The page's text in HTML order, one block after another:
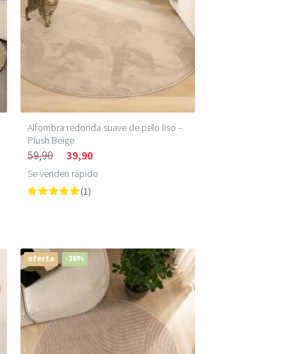
Alfombra redonda suave de pelo liso –
Plush Beige
59,90 39,90
Se venden rápido
(1)
oferta -36%